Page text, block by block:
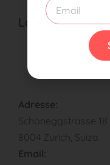
Latin body
Acerca de
Adresse:
Schöneggstrasse 18
8004 Zurich, Suiza
Email: